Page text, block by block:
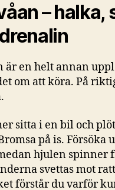
– halka,
är en helt annan
om att köra. På
sitta i en bil och
på is.
hjulen spinner
svettas mot
förstår du varför